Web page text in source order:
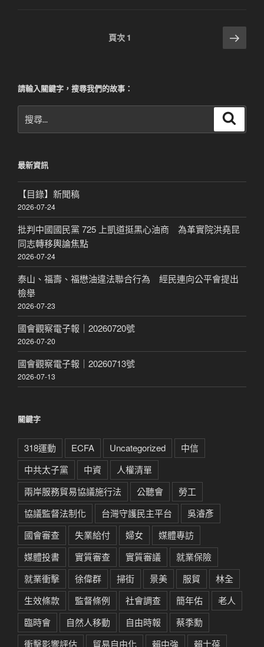
頁
頁次 1 下
一
請輸入關鍵字，搜尋我們的故事：
尋
字:
最新資訊
【目錄】新聞稿
2026-07-24
批判中國國民黨 725 上凱道挺黑心油商 為革實院洪堯昆
同志轉移輿論焦點
2026-07-24
泰山、福壽、福懋油違法聯合行為 經民連向公平會提出
檢舉
2026-07-23
國會觀察電子報｜20260720號
2026-07-20
國會觀察電子報｜20260713號
2026-07-13
關鍵字
318運動 ECFA Uncategorized
中信
中共太子黨
中資
人權清單
兩岸服務貿易協議施行法
公聽會
勞工
協議監督法制化
台灣守護民主平台
吳濬彥
國會審查
失業給付 婦女
媒體專訪
媒體投書
實質審查 實質審議
就業保險
就業衝擊
徐偉群 掃街 景美 服貿
林全
生效條款
監督條例 社會調查 簡年佑
老人
臨時會
自然人移動 自由時報
蔡季勳
衝擊影響評估
貿易自由化 賴中強 賴士葆